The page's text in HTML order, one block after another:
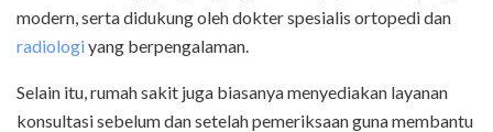
modern, serta didukung oleh dokter spesialis ortopedi dan
radiologiyang berpengalaman.
Selain itu, rumah sakit juga biasanya menyediakan layanan
konsultasi sebelum dan setelah pemeriksaan guna membantu